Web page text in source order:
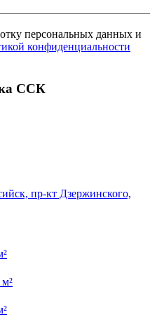
персональных данных и
конфиденциальности
ССК
пр-кт Дзержинского,